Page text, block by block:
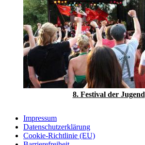
8. Festival der Jugend
Impressum
Datenschutzerklärung
Cookie-Richtlinie (EU)